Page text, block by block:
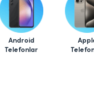
Android
Telefonlar